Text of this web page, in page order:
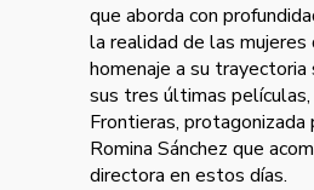
que aborda con
la realidad de las mujeres
homenaje a su trayectoria
sus tres últimas
Frontieras, protagonizada
Romina Sánchez que
directora en estos días.